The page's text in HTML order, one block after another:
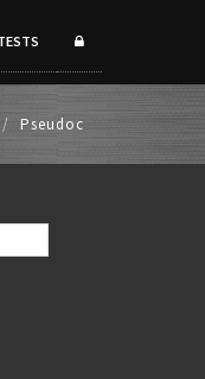
Pseudoc